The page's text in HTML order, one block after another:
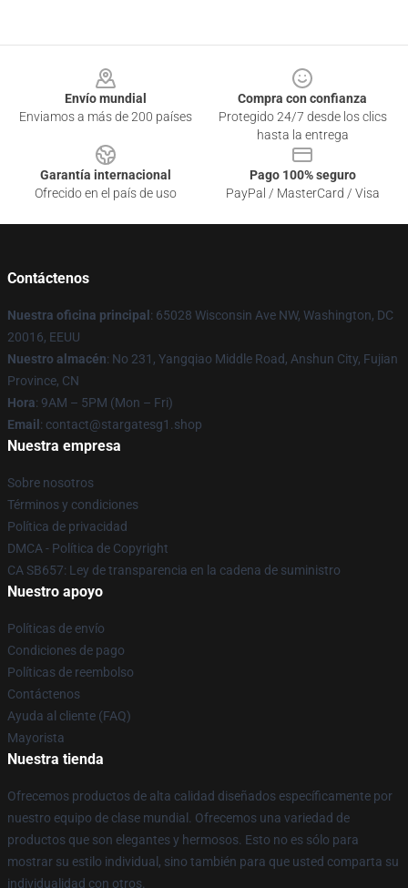
Envío mundial
Enviamos a más de 200 países
Compra con confianza
Protegido 24/7 desde los clics
hasta la entrega
Garantía internacional
Ofrecido en el país de uso
Pago 100% seguro
PayPal / MasterCard / Visa
Contáctenos
Nuestra oficina principal : 65028 Wisconsin Ave NW, Washington, DC
20016, EEUU
Nuestro almacén: No 231, Yangqiao Middle Road, Anshun City, Fujian
Province, CN
Hora: 9AM – 5PM (Mon – Fri)
Email : contact@stargatesg1.shop
Nuestra empresa
Sobre nosotros
Términos y condiciones
Política de privacidad
DMCA - Política de Copyright
CA SB657: Ley de transparencia en la cadena de suministro
Nuestro apoyo
Políticas de envío
Condiciones de pago
Políticas de reembolso
Contáctenos
Ayuda al cliente (FAQ)
Mayorista
Nuestra tienda
Ofrecemos productos de alta calidad diseñados específicamente por
nuestro equipo de clase mundial. Ofrecemos una variedad de
productos que son elegantes y hermosos. Esto no es sólo para
mostrar su estilo individual, sino también para que usted comparta su
individualidad con otros.